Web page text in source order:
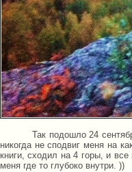
Так подошло 24
никогда не сподвиг меня на
книги, сходил на 4 горы, и
меня где то глубоко внутри. ))